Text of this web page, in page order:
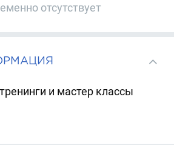
отсутствует
и мастер классы